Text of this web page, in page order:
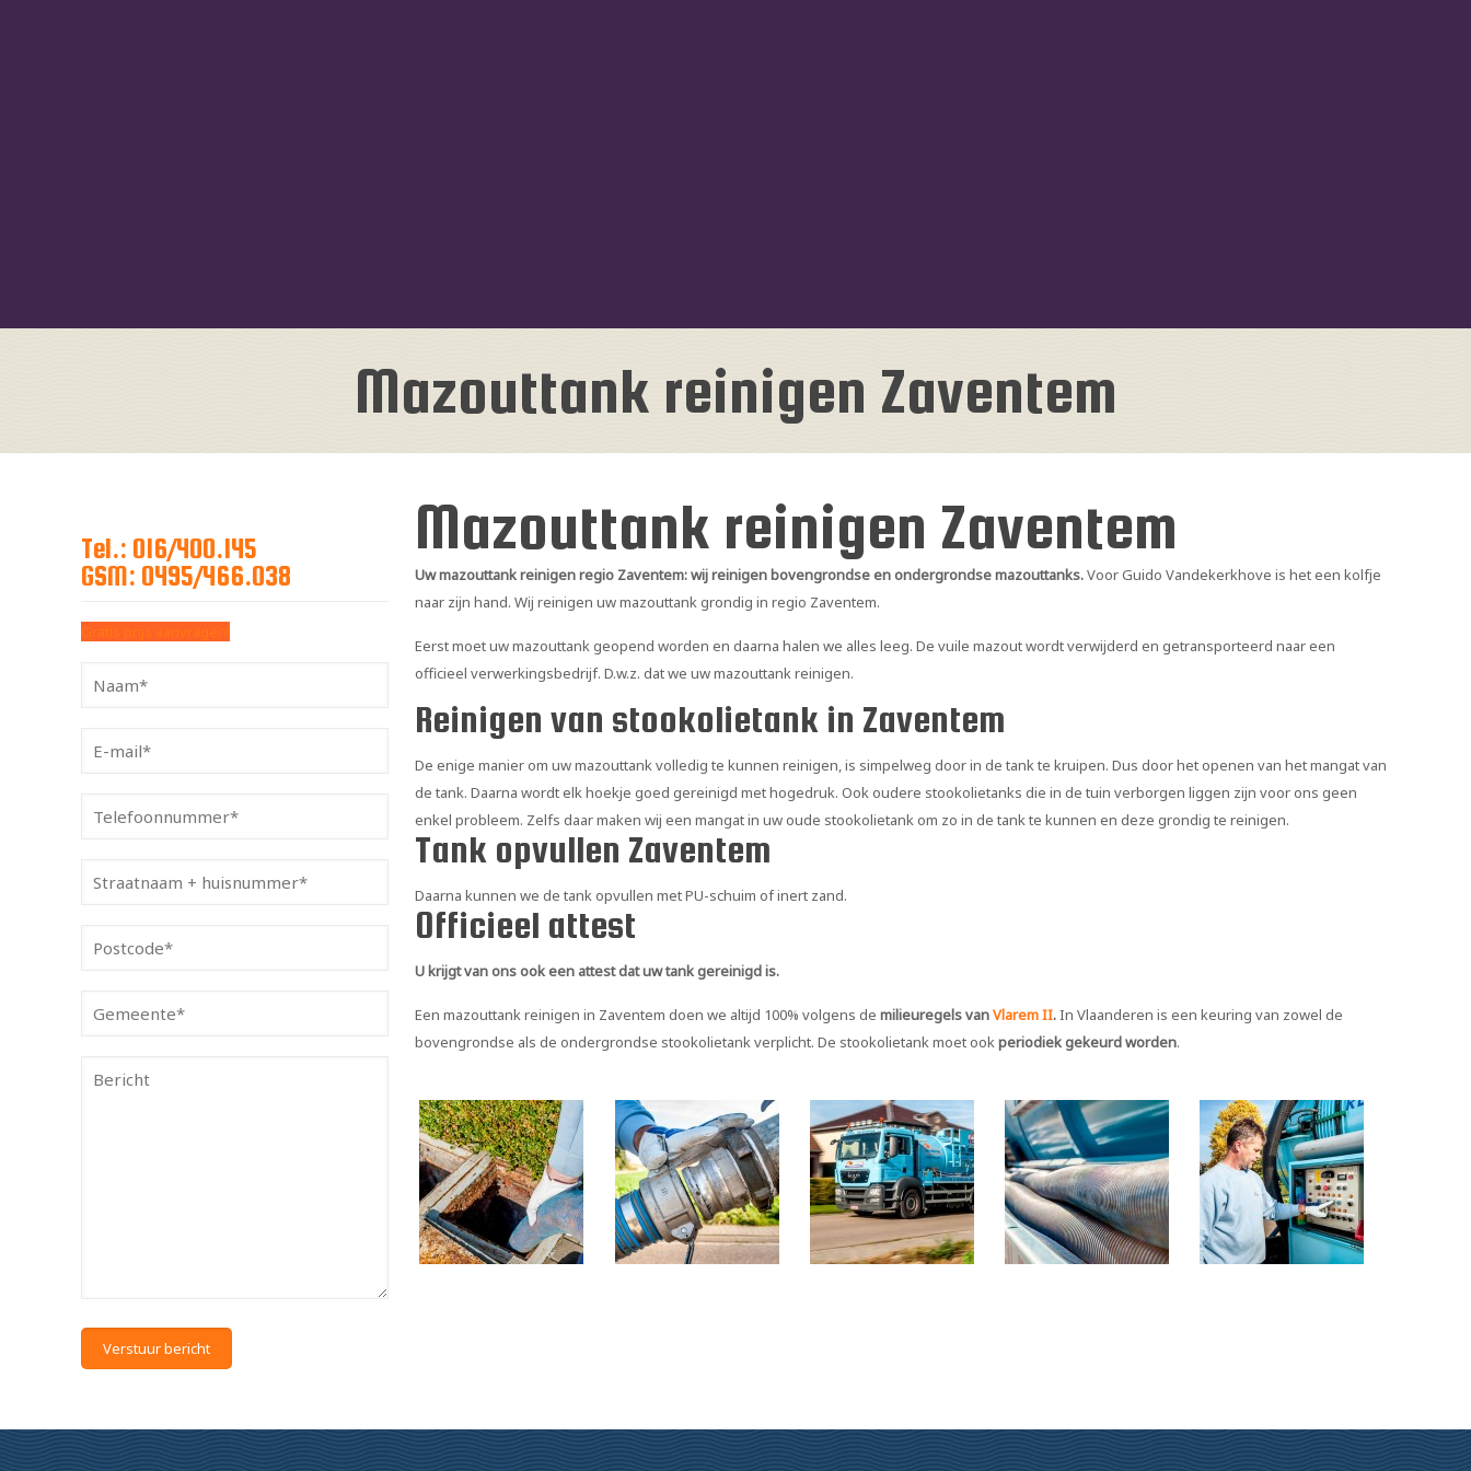
Mazouttank reinigen Zaventem
Tel.: 016/400.145
GSM: 0495/466.038
Mazouttank reinigen Zaventem
Uw mazouttank reinigen regio Zaventem: wij reinigen bovengrondse en ondergrondse mazouttanks.Voor Guido Vandekerkhove is het een kolfje
naar zijn hand. Wij reinigen uw mazouttank grondig in regio Zaventem.
Eerst moet uw mazouttank geopend worden en daarna halen we alles leeg. De vuile mazout wordt verwijderd en getransporteerd naar een
officieel verwerkingsbedrijf. D.w.z. dat we uw mazouttank reinigen.
Reinigen van stookolietank in Zaventem
De enige manier om uw mazouttank volledig te kunnen reinigen, is simpelweg door in de tank te kruipen. Dus door het openen van het mangat van
de tank. Daarna wordt elk hoekje goed gereinigd met hogedruk. Ook oudere stookolietanks die in de tuin verborgen liggen zijn voor ons geen
enkel probleem. Zelfs daar maken wij een mangat in uw oude stookolietank om zo in de tank te kunnen en deze grondig te reinigen.
Tank opvullen Zaventem
Daarna kunnen we de tank opvullen met PU-schuim of inert zand.
Officieel attest
U krijgt van ons ook een attest dat uw tank gereinigd is.
Een mazouttank reinigen in Zaventem doen we altijd 100% volgens de milieuregels vanVlarem II.In Vlaanderen is een keuring van zowel de
bovengrondse als de ondergrondse stookolietank verplicht. De stookolietank moet ookperiodiek gekeurd worden.